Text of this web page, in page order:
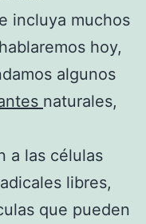
incluya muchos
hoy,
algunos
naturales,
a las células
libres,
que pueden